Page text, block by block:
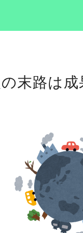
末路は